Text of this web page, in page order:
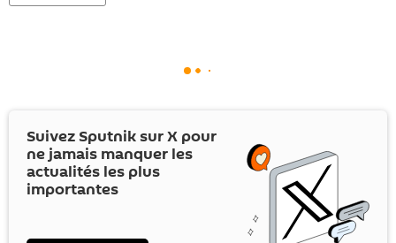
Suivez Sputnik surX pour
ne jamais manquer les
actualités les plus
importantes